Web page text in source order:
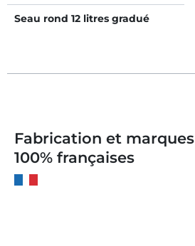
Seau rond 12 litres gradué
Fabrication et marques
100% françaises